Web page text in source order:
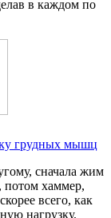
в каждом по
грудных мышц
сначала жим
потом хаммер,
всего, как
нагрузку.